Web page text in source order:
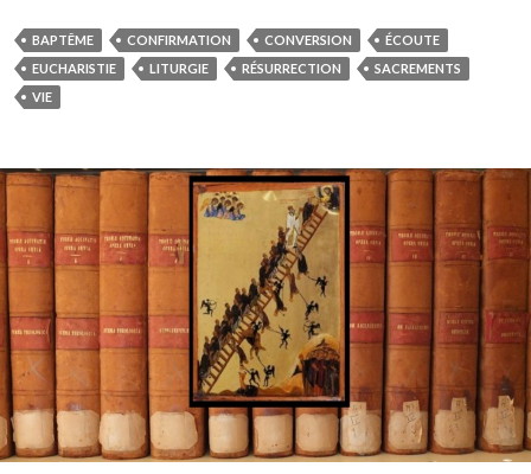
BAPTÊME CONFIRMATION CONVERSION
ÉCOUTE
EUCHARISTIE
LITURGIE RÉSURRECTION
SACREMENTS
VIE